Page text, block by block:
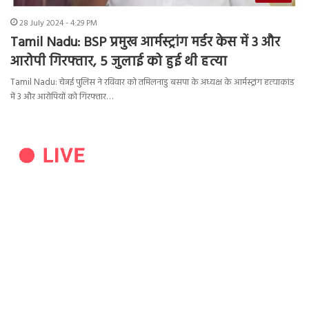
28 July 2024 - 4:29 PM
Tamil Nadu: BSP प्रमुख आर्मस्ट्रांग मर्डर केस में 3 और
आरोपी गिरफ्तार, 5 जुलाई को हुई थी हत्या
Tamil Nadu: चेन्नई पुलिस ने रविवार को तमिलनाडु बसपा के अध्यक्ष के आर्मस्ट्रांग हत्याकांड
में 3 और आरोपियों को गिरफ्तार…